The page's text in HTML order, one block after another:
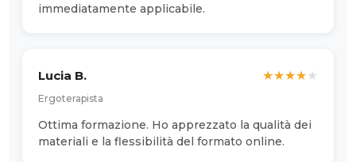
immediatamente applicabile.
Lucia B.
Ergoterapista
★★★★★
Ottima formazione. Ho apprezzato la qualità dei
materiali e la flessibilità del formato online.